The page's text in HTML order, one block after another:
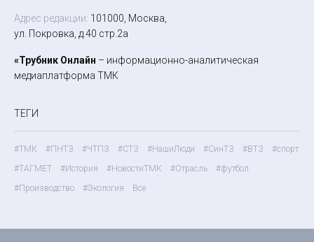
Адрес редакции: 101000, Москва,
ул. Покровка, д.40 стр.2а
«Трубник Онлайн – информационно-аналитическая
медиаплатформа ТМК
ТЕГИ
#ТМК #ПНТЗ #ЧТПЗ #СТЗ #НашиЛюди #СинТЗ #ВТЗ
#спорт
#ТАГМЕТ
#История #НовостиТМК #Отрасль
#футбол
#Производство
#Экология Все